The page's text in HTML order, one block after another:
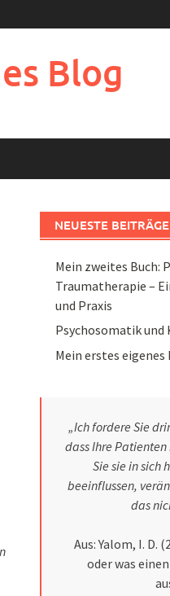
Blog
NEUESTE BEITRÄGE
Mein zweites Buch:
Traumatherapie –
und Praxis
Psychosomatik
Mein erstes eigenes
„Ich fordere Sie
dass Ihre
Sie sie in sich
beeinflussen,
das
Aus: Yalom, I. D.
oder was